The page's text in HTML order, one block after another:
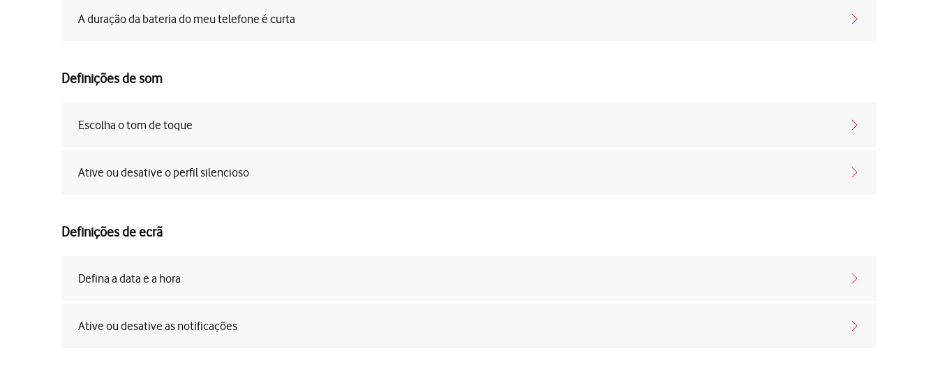
A duração da bateria do meu telefone é curta
Definições de som
Escolha o tom de toque
Ative ou desative o perfil silencioso
Definições de ecrã
Defina a data e a hora
Ative ou desative as notificações